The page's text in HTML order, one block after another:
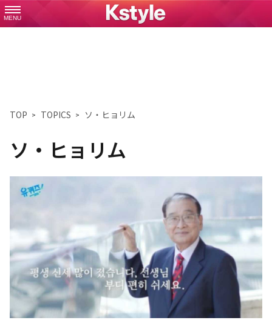
MENU
TOP TOPICS ソ・ヒョリム
ソ・ヒョリム